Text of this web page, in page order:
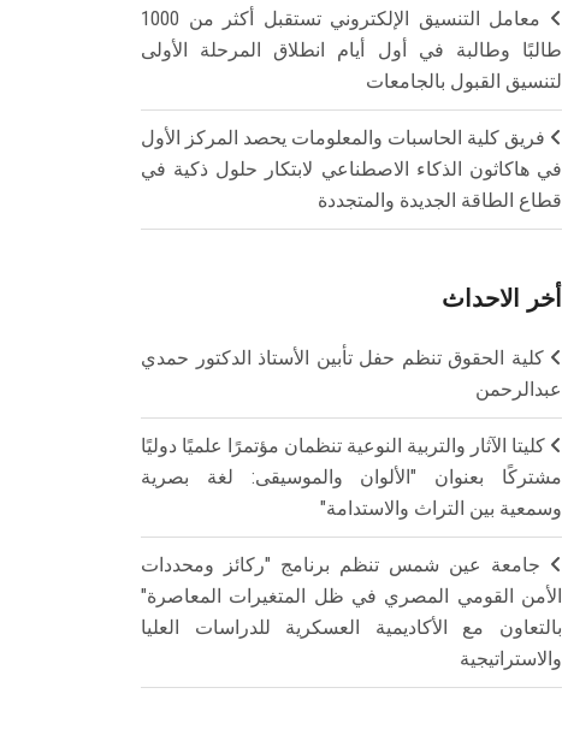
معامل التنسيق الإلكتروني تستقبل أكثر من 1000
طالبًا وطالبة في أول أيام انطلاق المرحلة الأولى
لتنسيق القبول بالجامعات
فريق كلية الحاسبات والمعلومات يحصد المركز الأول
في هاكاثون الذكاء الاصطناعي لابتكار حلول ذكية في
قطاع الطاقة الجديدة والمتجددة
أخر الاحداث
كلية الحقوق تنظم حفل تأبين الأستاذ الدكتور حمدي
عبدالرحمن
كليتا الآثار والتربية النوعية تنظمان مؤتمرًا علميًا دوليًا
مشتركًا بعنوان "الألوان والموسيقى: لغة بصرية
وسمعية بين التراث والاستدامة"
جامعة عين شمس تنظم برنامج "ركائز ومحددات
الأمن القومي المصري في ظل المتغيرات المعاصرة"
بالتعاون مع الأكاديمية العسكرية للدراسات العليا
والاستراتيجية